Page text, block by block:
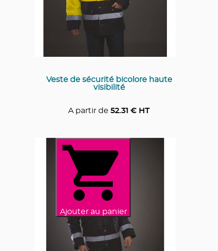
Veste de sécurité bicolore haute
visibilité
A partir de 52.31 € HT
Ajouter au panier